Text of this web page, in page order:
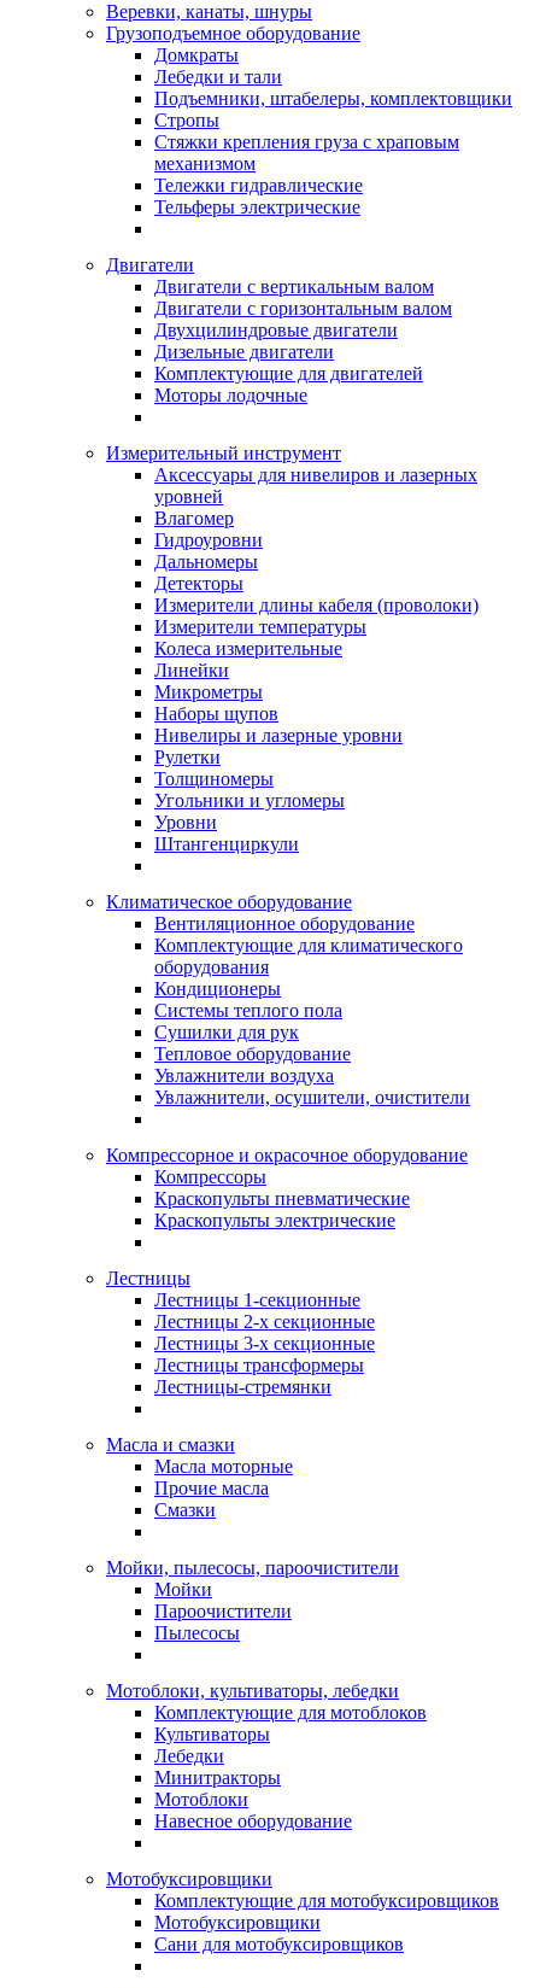
Веревки, канаты, шнуры
Грузоподъемное оборудование
Домкраты
Лебедки и тали
Подъемники, штабелеры, комплектовщики
Стропы
Стяжки крепления груза с храповым
механизмом
Тележки гидравлические
Тельферы электрические
Двигатели
Двигатели с вертикальным валом
Двигатели с горизонтальным валом
Двухцилиндровые двигатели
Дизельные двигатели
Комплектующие для двигателей
Моторы лодочные
Измерительный инструмент
Аксессуары для нивелиров и лазерных
уровней
Влагомер
Гидроуровни
Дальномеры
Детекторы
Измерители длины кабеля (проволоки)
Измерители температуры
Колеса измерительные
Линейки
Микрометры
Наборы щупов
Нивелиры и лазерные уровни
Рулетки
Толщиномеры
Угольники и угломеры
Уровни
Штангенциркули
Климатическое оборудование
Вентиляционное оборудование
Комплектующие для климатического
оборудования
Кондиционеры
Системы теплого пола
Сушилки для рук
Тепловое оборудование
Увлажнители воздуха
Увлажнители, осушители, очистители
Компрессорное и окрасочное оборудование
Компрессоры
Краскопульты пневматические
Краскопульты электрические
Лестницы
Лестницы 1-секционные
Лестницы 2-х секционные
Лестницы 3-х секционные
Лестницы трансформеры
Лестницы-стремянки
Масла и смазки
Масла моторные
Прочие масла
Смазки
Мойки, пылесосы, пароочистители
Мойки
Пароочистители
Пылесосы
Мотоблоки, культиваторы, лебедки
Комплектующие для мотоблоков
Культиваторы
Лебедки
Минитракторы
Мотоблоки
Навесное оборудование
Мотобуксировщики
Комплектующие для мотобуксировщиков
Мотобуксировщики
Сани для мотобуксировщиков